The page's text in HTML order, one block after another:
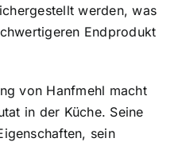
werden, was
Endprodukt
von Hanfmehl macht
in der Küche. Seine
sein